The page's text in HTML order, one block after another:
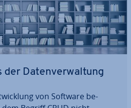
der Da­ten­ver­wal­tung
von Software be­